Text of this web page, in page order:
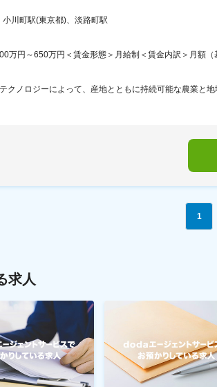
川町駅(東京都)、淡路町駅
万円～650万円＜賃金形態＞月給制＜賃金内訳＞月額
クノロジーによって、産地とともに持続可能な農業と
1
求人